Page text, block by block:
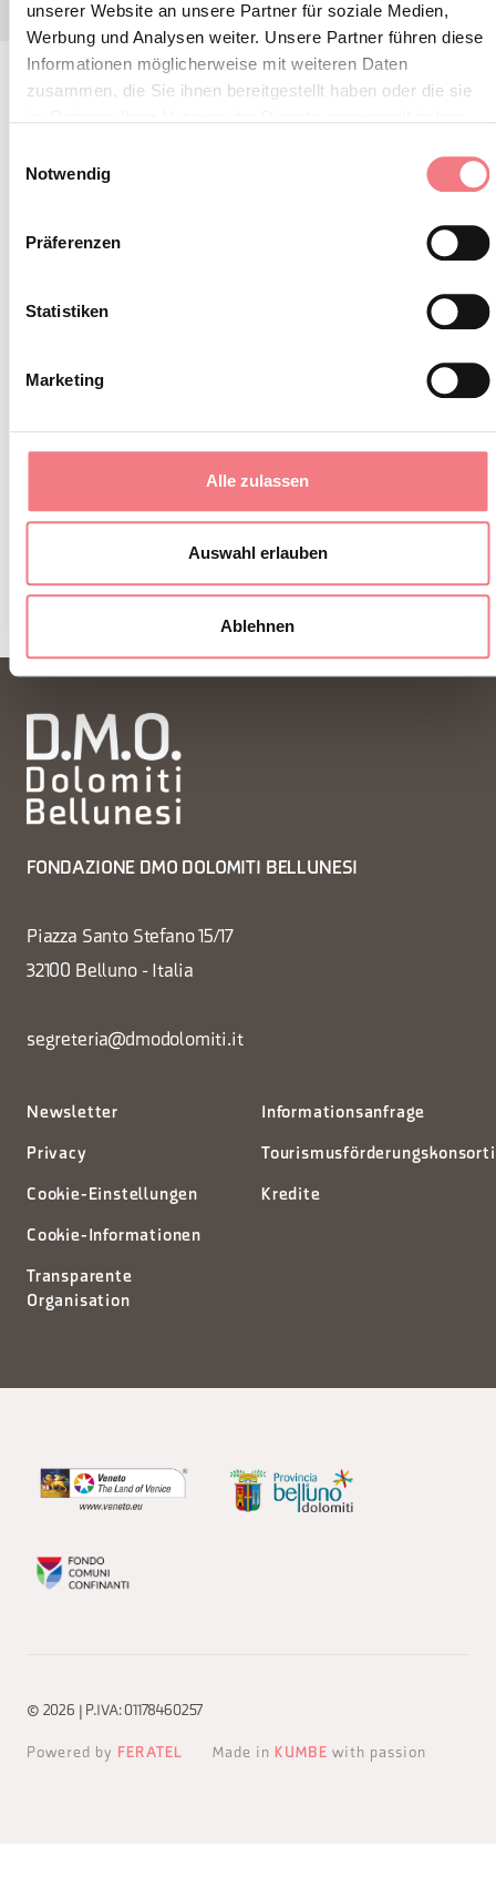
unserer Website an unsere Partner für soziale Medien,
Werbung und Analysen weiter. Unsere Partner führen diese
Informationen möglicherweise mit weiteren Daten
zusammen, die Sie ihnen bereitgestellt haben oder die sie
Notwendig
Präferenzen
Statistiken
Marketing
Alle zulassen
Auswahl erlauben
Ablehnen
KONTAKT
Abonnieren Sie den Newsletter der Belluneser
Sie erhalten Nachrichten, Informationen,
zu jeder Jahreszeit.
FONDAZIONE DMO DOLOMITI BELLUNESI
Piazza Santo Stefano 15/17
32100 Belluno - Italia
segreteria@dmodolomiti.it
Newsletter
Privacy
Cookie-Einstellungen
Cookie-Informationen
Transparente
Organisation
Informationsanfrage
Kredite
© 2026 | P.IVA: 01178460257
Powered by FERATEL Made in KUMBE with passion